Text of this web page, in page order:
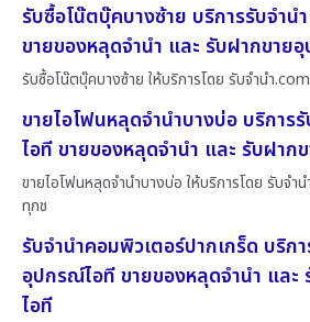
รับซื้อโน๊ตบุ๊คบางซ้าย บริการรับจำ
ขายของหลุดจำนำ และ รับฝากขาย
รับซื้อโน๊ตบุ๊คบางซ้าย ให้บริการโดย รับจํานํา
ขายไอโฟนหลุดจำนำบางบ่อ บริกา
ไอที ขายของหลุดจำนำ และ รับฝา
ขายไอโฟนหลุดจำนำบางบ่อ ให้บริการโดย รับจํา
ทุกช
รับจำนำคอมพิวเตอร์ปากเกร็ด บริก
อุปกรณ์ไอที ขายของหลุดจำนำ แล
ไอที